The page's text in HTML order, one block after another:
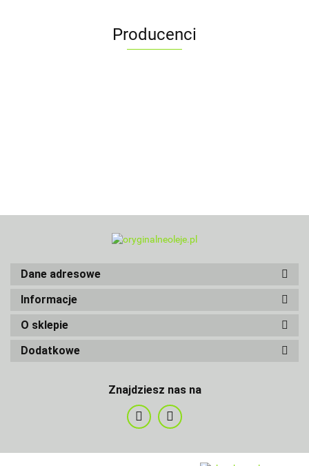
Producenci
Dane adresowe
Informacje
O sklepie
Dodatkowe
Znajdziesz nas na